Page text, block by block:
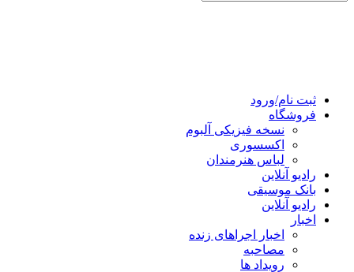
ثبت نام/ورود
فروشگاه
نسخه فیزیکی آلبوم
اکسسوری
لباس هنرمندان
رادیو آنلاین
بانک موسیقی
رادیو آنلاین
اخبار
اخبار اجراهای زنده
مصاحبه
رویداد ها